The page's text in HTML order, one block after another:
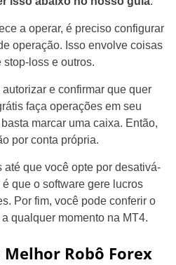
a operar, é preciso configurar
operação. Isso envolve coisas
loss e outros.
e confirmar que quer
faça operações em seu
marcar uma caixa. Então,
por conta própria.
até que você opte por desativá-
que o software gere lucros
Por fim, você pode conferir o
qualquer momento na MT4.
Robô Forex